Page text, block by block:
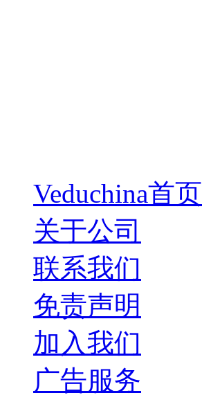
Veduchina首页
关于公司
联系我们
免责声明
加入我们
广告服务